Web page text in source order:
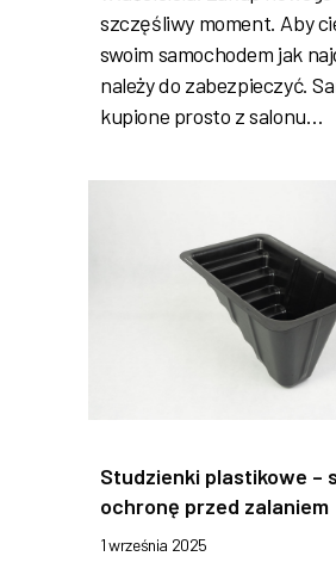
szczęśliwy moment. Aby
swoim samochodem jak
należy do zabezpieczyć.
kupione prosto z salonu…
Studzienki plastikowe –
ochronę przed zalaniem
1 września 2025